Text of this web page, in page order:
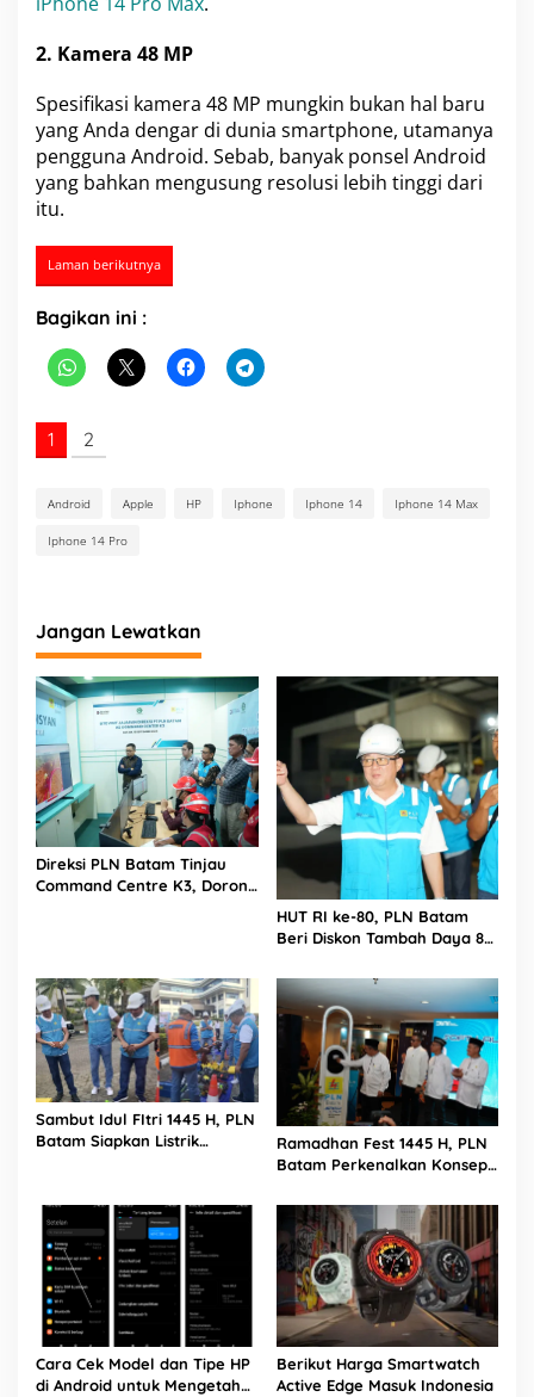
2. Kamera 48 MP
Spesifikasi kamera 48 MP mungkin bukan hal baru
yang Anda dengar di dunia smartphone, utamanya
pengguna Android. Sebab, banyak ponsel Android
yang bahkan mengusung resolusi lebih tinggi dari
itu.
Laman berikutnya
Bagikan ini :
1 2
Android Apple HP Iphone Iphone 14 Iphone 14 Max
Iphone 14 Pro
Jangan Lewatkan
Direksi PLN Batam Tinjau
Command Centre K3, Dorong
HUT RI ke-80, PLN Batam
Beri Diskon Tambah Daya 80
Agustus 2025
Sambut Idul FItri 1445 H, PLN
Batam Siapkan Listrik
Ramadhan Fest 1445 H, PLN
Batam Perkenalkan Konsep
Cara Cek Model dan Tipe HP
di Android untuk Mengetahui
Berikut Harga Smartwatch
Active Edge Masuk Indonesia